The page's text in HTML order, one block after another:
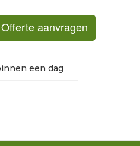
Offerte aanvragen
een dag